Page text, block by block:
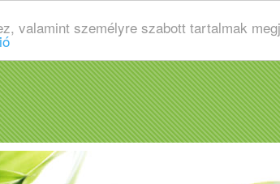
valamint személyre szabott tartalmak